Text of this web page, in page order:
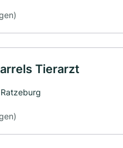
Tierarzt